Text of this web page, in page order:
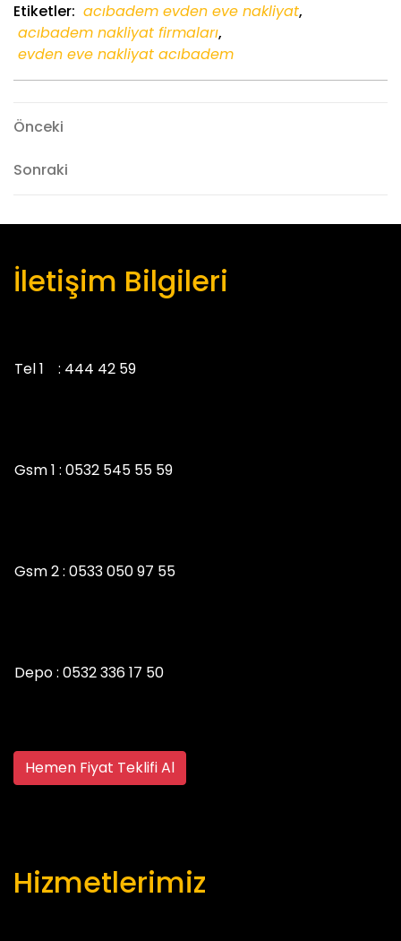
Etiketler: acıbadem evden eve nakliyat,
acıbadem nakliyat firmaları,
evden eve nakliyat acıbadem
Yazı
gezinmesi
Önceki
Önceki
Sonraki
Sonraki
İletişim Bilgileri
Tel 1 : 444 42 59
Gsm 1 : 0532 545 55 59
Gsm 2 : 0533 050 97 55
Depo : 0532 336 17 50
Hemen Fiyat Teklifi Al
Hizmetlerimiz